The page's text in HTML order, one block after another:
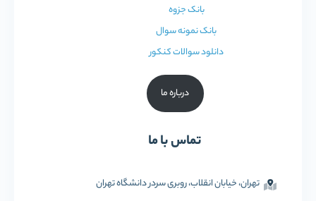
بانک جزوه
بانک نمونه سوال
دانلود سوالات کنکور
درباره ما
تماس با ما
تهران، خیابان انقلاب، روبری سردر دانشگاه تهران